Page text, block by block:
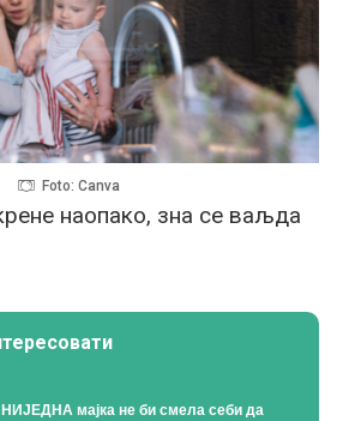
Foto: Canva
наопако, зна се ваљда
мајка не би смела себи да